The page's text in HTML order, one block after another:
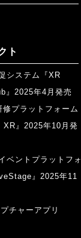
ト
システム『XR
』2025年4月発売
修プラットフォーム
XR』2025年10月発
ベントプラットフォ
』2025年11
チャーアプリ